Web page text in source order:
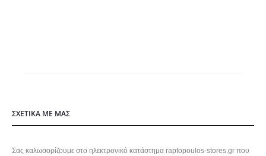
ΣΧΕΤΙΚΑ ΜΕ ΜΑΣ
Σας καλωσορίζουμε στο ηλεκτρονικό κατάστημα raptopoulos-stores.gr που